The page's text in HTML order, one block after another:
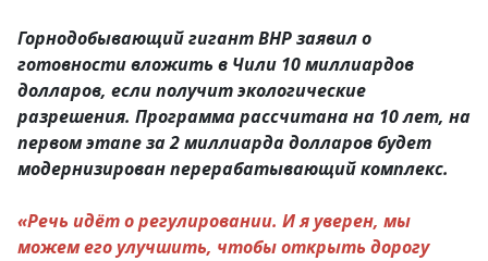
Горнодобывающий гигант BHP заявил о
готовности вложить в Чили 10 миллиардов
долларов, если получит экологические
разрешения. Программа рассчитана на 10 лет, на
первом этапе за 2 миллиарда долларов будет
модернизирован перерабатывающий комплекс.
«Речь идёт о регулировании. И я уверен, мы
можем его улучшить, чтобы открыть дорогу